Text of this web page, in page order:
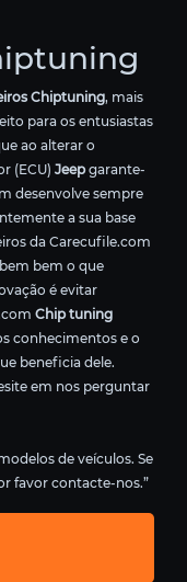
Chiptuning, mais
para os entusiastas
ao alterar o
(ECU) Jeepgarante-
desenvolve sempre
a sua base
da Carecufile.com
bem o que
é evitar
Chip tuning
conhecimentos e o
beneficia dele.
em nos perguntar
de veículos. Se
favor contacte-nos.”